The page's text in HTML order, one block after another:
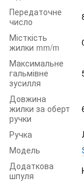
Передаточне
число
Місткість
жилки mm/m
Максимальне
гальмівне
зусилля
Довжина
жилки за оберт
ручки
Ручка
Модель
Додаткова
шпуля